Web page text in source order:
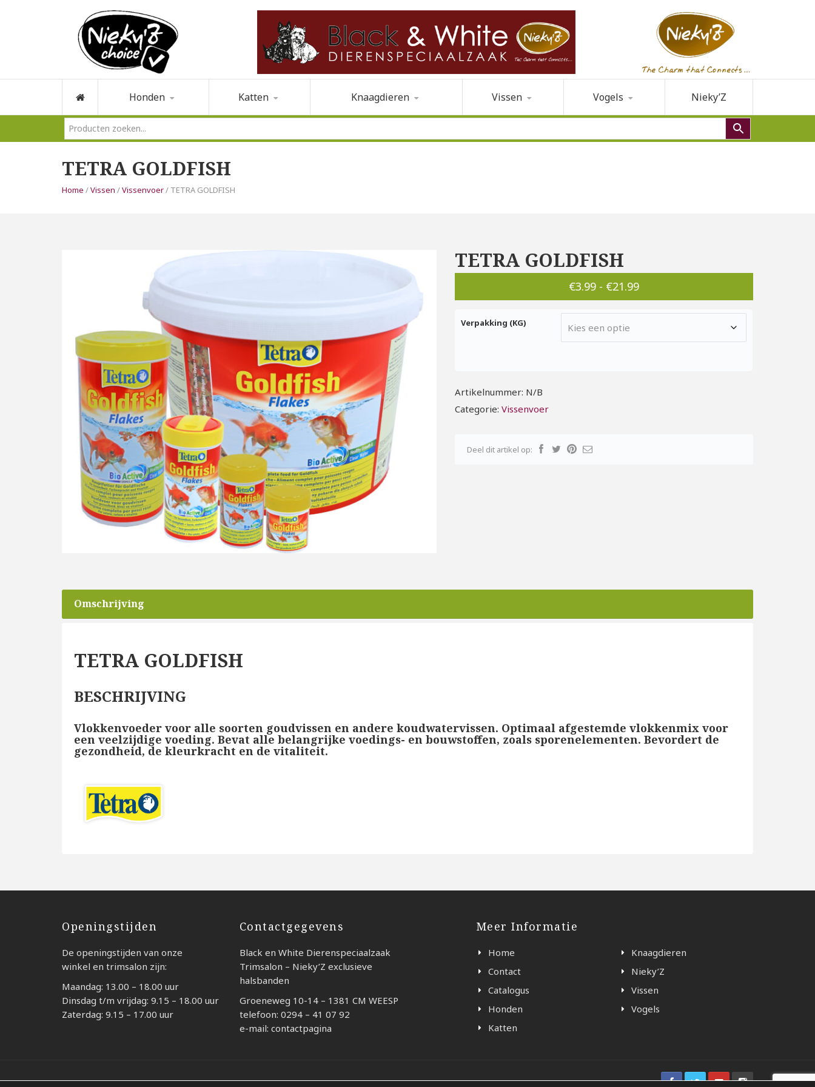
Honden Katten Knaagdieren Vissen Vogels Nieky’Z
TETRA GOLDFISH
Home /Vissen /Vissenvoer/ TETRA GOLDFISH
TETRA GOLDFISH
€3.99 - €21.99Prijsklasse:
€3.99
tot
Verpakking (KG)
Artikelnummer: N/B
Categorie:Vissenvoer
Deel dit artikel op:
Omschrijving
TETRA GOLDFISH
BESCHRIJVING
Vlokkenvoeder voor alle soorten goudvissen en andere koudwatervissen. Optimaal afgestemde vlokkenmix voor
een veelzijdige voeding. Bevat alle belangrijke voedings- en bouwstoffen, zoals sporenelementen. Bevordert de
gezondheid, de kleurkracht en de vitaliteit.
Openingstijden
De openingstijden van onze
winkel en trimsalon zijn:
Maandag: 13.00 – 18.00 uur
Dinsdag t/m vrijdag: 9.15 – 18.00 uur
Zaterdag: 9.15 – 17.00 uur
Contactgegevens
Black en White Dierenspeciaalzaak
Trimsalon – Nieky’Z exclusieve
halsbanden
Groeneweg 10-14 – 1381 CM WEESP
telefoon: 0294 – 41 07 92
e-mail: contactpagina
Meer Informatie
Home
Contact
Catalogus
Honden
Katten
Knaagdieren
Nieky’Z
Vissen
Vogels
© 2026 - Black en White Weesp